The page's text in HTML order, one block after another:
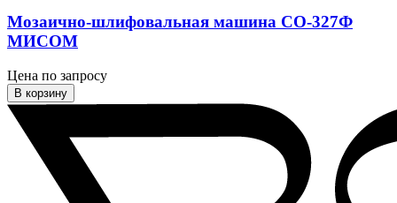
Мозаично-шлифовальная машина СО-327Ф
МИСОМ
Цена по запросу
В корзину